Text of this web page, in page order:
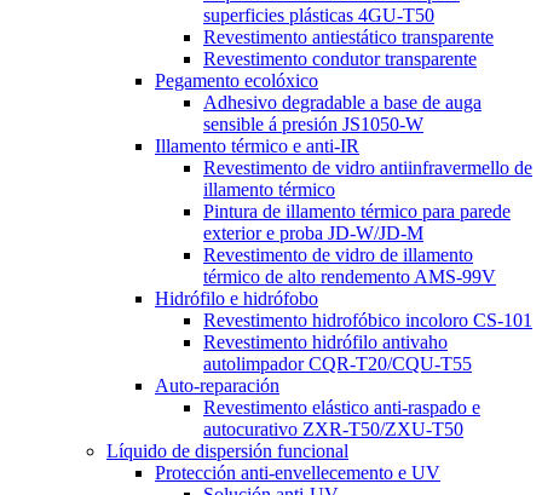
superficies plásticas 4GU-T50
Revestimento antiestático transparente
Revestimento condutor transparente
Pegamento ecolóxico
Adhesivo degradable a base de auga
sensible á presión JS1050-W
Illamento térmico e anti-IR
Revestimento de vidro antiinfravermello de
illamento térmico
Pintura de illamento térmico para parede
exterior e proba JD-W/JD-M
Revestimento de vidro de illamento
térmico de alto rendemento AMS-99V
Hidrófilo e hidrófobo
Revestimento hidrofóbico incoloro CS-101
Revestimento hidrófilo antivaho
autolimpador CQR-T20/CQU-T55
Auto-reparación
Revestimento elástico anti-raspado e
autocurativo ZXR-T50/ZXU-T50
Líquido de dispersión funcional
Protección anti-envellecemento e UV